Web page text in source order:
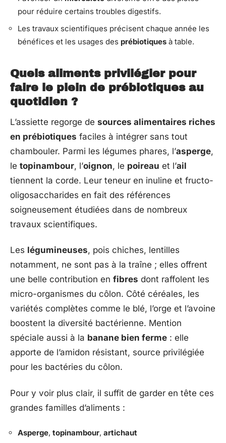
pour réduire certains troubles digestifs.
Les travaux scientifiques précisent chaque année les
bénéfices et les usages des prébiotiques à table.
Quels aliments privilégier pour
faire le plein de prébiotiques au
quotidien ?
L’assiette regorge de sources alimentaires riches
en prébiotiques faciles à intégrer sans tout
chambouler. Parmi les légumes phares, l’asperge,
le topinambour, l’oignon, le poireau et l’ail
tiennent la corde. Leur teneur en inuline et fructo-
oligosaccharides en fait des références
soigneusement étudiées dans de nombreux
travaux scientifiques.
Les légumineuses, pois chiches, lentilles
notamment, ne sont pas à la traîne ; elles offrent
une belle contribution en fibres dont raffolent les
micro-organismes du côlon. Côté céréales, les
variétés complètes comme le blé, l’orge et l’avoine
boostent la diversité bactérienne. Mention
spéciale aussi à la banane bien ferme : elle
apporte de l’amidon résistant, source privilégiée
pour les bactéries du côlon.
Pour y voir plus clair, il suffit de garder en tête ces
grandes familles d’aliments :
Asperge, topinambour, artichaut